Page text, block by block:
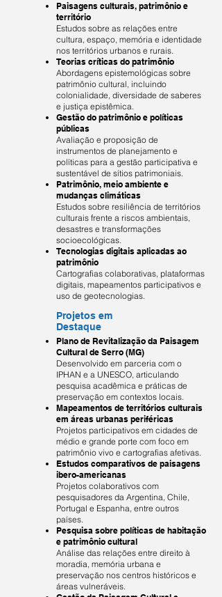
Paisagens culturais, patrimônio e
território
Estudos sobre as relações entre
cultura, espaço, memória e identidade
nos territórios urbanos e rurais.
Teorias críticas do patrimônio
Abordagens epistemológicas sobre
patrimônio cultural, incluindo
colonialidade, diversidade de saberes
e justiça epistêmica.
Gestão do patrimônio e políticas
públicas
Avaliação e proposição de
instrumentos de planejamento e
políticas para a gestão participativa e
sustentável de sítios patrimoniais.
Patrimônio, meio ambiente e
mudanças climáticas
Estudos sobre resiliência de territórios
culturais frente a riscos ambientais,
desastres e transformações
socioecológicas.
Tecnologias digitais aplicadas ao
patrimônio
Cartografias colaborativas, plataformas
digitais, mapeamentos participativos e
uso de geotecnologias.
Projetos em
Destaque
Plano de Revitalização da Paisagem
Cultural de Serro (MG)
Desenvolvido em parceria com o
IPHAN e a UNESCO, articulando
pesquisa acadêmica e práticas de
preservação em contextos locais.
Mapeamentos de territórios culturais
em áreas urbanas periféricas
Projetos participativos em cidades de
médio e grande porte com foco em
patrimônio vivo e cartografias afetivas.
Estudos comparativos de paisagens
ibero-americanas
Projetos colaborativos com
pesquisadores da Argentina, Chile,
Portugal e Espanha, entre outros
países.
Pesquisa sobre políticas de habitação
e patrimônio cultural
Análise das relações entre direito à
moradia, memória urbana e
preservação nos centros históricos e
áreas vulneráveis.